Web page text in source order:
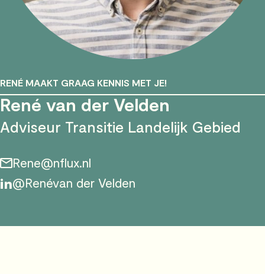
RENÉ MAAKT GRAAG KENNIS MET JE!
René van der Velden
Adviseur Transitie Landelijk Gebied
Rene@nflux.nl
@Renévan der Velden